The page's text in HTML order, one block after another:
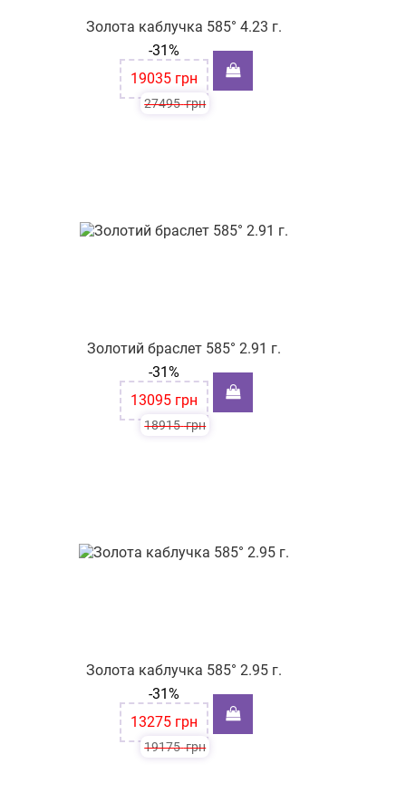
Золота каблучка 585° 4.23 г.
27495грн
-31%
19035 грн
Золотий браслет 585° 2.91 г.
18915грн
-31%
13095 грн
Золота каблучка 585° 2.95 г.
19175грн
-31%
13275 грн